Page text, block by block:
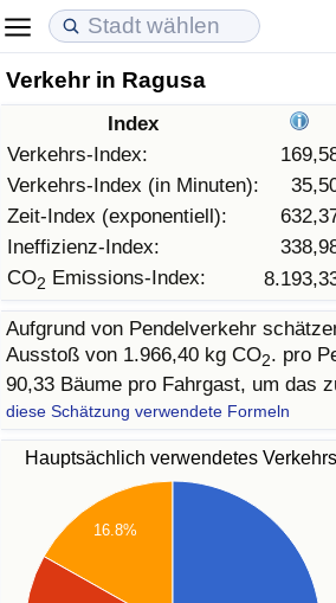
Verkehr in Ragusa
Index
Verkehrs-Index:
Verkehrs-Index (in Minuten):
Zeit-Index (exponentiell):
Ineffizienz-Index:
CO2 Emissions-Index:
Aufgrund von Pendelverkehr
Ausstoß von 1.966,40 kg CO2. pro
90,33 Bäume pro Fahrgast, um das
diese Schätzung verwendete Formeln
Hauptsächlich verwendetes
16.8%
Lebenshaltungskosten
Lebenshaltungskosten-Index
Lebenshaltungskosten-Index
Lebenshaltungskosten-Index nach
in Akaba
Immobilienpreise
Immobilienpreis-Index (aktuell)
Immobilienpreis-Index
Immobilienpreis-Index nach Land
Lebensqualität
Lebensqualität-Index
Lebensqualität-Index (aktuell)
Lebensqualitätsindex nach Land
Kriminalität
Kriminalitäts-Index (aktuell)
Kriminalitäts-Index
Kriminalitätsindex nach Land
Gesundheitsversorgung